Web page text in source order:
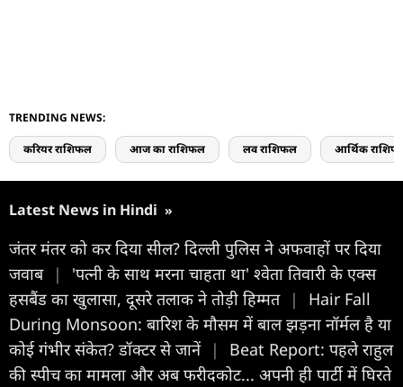
TRENDING NEWS:
करियर राशिफल आज का राशिफल लव राशिफल आर्थिक
Latest News in Hindi »
जंतर मंतर को कर दिया सील? दिल्ली पुलिस ने अफवाहों पर दिया
जवाब |
'पत्नी के साथ मरना चाहता था' श्वेता तिवारी के एक्स
हसबैंड का खुलासा, दूसरे तलाक ने तोड़ी हिम्मत |
Hair Fall
During Monsoon: बारिश के मौसम में बाल झड़ना नॉर्मल है या
कोई गंभीर संकेत? डॉक्टर से जानें |
Beat Report: पहले राहुल
की स्पीच का मामला और अब फरीदकोट... अपनी ही पार्टी में घिरते